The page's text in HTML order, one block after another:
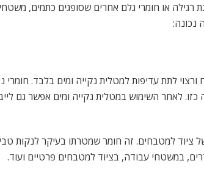
רגילה או חומרי גלם אחרים שסופגים כתמים, משטחי
נכונה:
לתת עדיפות למטלית נקייה ומים בלבד. חומרי
כזו. לאחר השימוש במטלית נקייה ומים אפשר גם
ציוד למטבחים. זה חומר שמטרתו בעיקר לנקות
במשטחי עבודה, בציוד למטבחים פרטיים ועוד.